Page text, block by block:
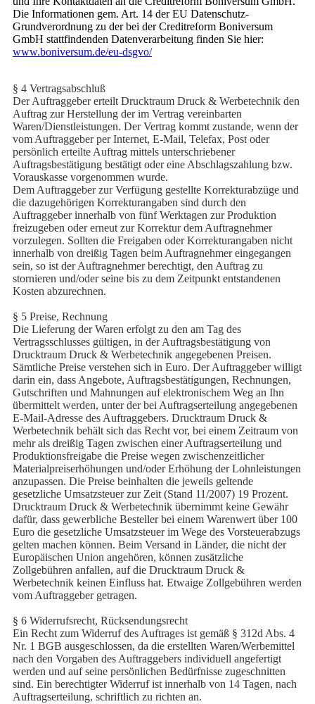
Die Informationen gem. Art. 14 der EU Datenschutz-
Grundverordnung zu der bei der Creditreform Boniversum
GmbH stattfindenden Datenverarbeitung finden Sie hier:
www.boniversum.de/eu-dsgvo/
§ 4 Vertragsabschluß
Der Auftraggeber erteilt Drucktraum Druck & Werbetechnik den
Auftrag zur Herstellung der im Vertrag vereinbarten
Waren/Dienstleistungen. Der Vertrag kommt zustande, wenn der
vom Auftraggeber per Internet, E-Mail, Telefax, Post oder
persönlich erteilte Auftrag mittels unterschriebener
Auftragsbestätigung bestätigt oder eine Abschlagszahlung bzw.
Vorauskasse vorgenommen wurde.
Dem Auftraggeber zur Verfügung gestellte Korrekturabzüge und
die dazugehörigen Korrekturangaben sind durch den
Auftraggeber innerhalb von fünf Werktagen zur Produktion
freizugeben oder erneut zur Korrektur dem Auftragnehmer
vorzulegen. Sollten die Freigaben oder Korrekturangaben nicht
innerhalb von dreißig Tagen beim Auftragnehmer eingegangen
sein, so ist der Auftragnehmer berechtigt, den Auftrag zu
stornieren und/oder seine bis zu dem Zeitpunkt entstandenen
Kosten abzurechnen.
§ 5 Preise, Rechnung
Die Lieferung der Waren erfolgt zu den am Tag des
Vertragsschlusses gültigen, in der Auftragsbestätigung von
Drucktraum Druck & Werbetechnik angegebenen Preisen.
Sämtliche Preise verstehen sich in Euro. Der Auftraggeber willigt
darin ein, dass Angebote, Auftragsbestätigungen, Rechnungen,
Gutschriften und Mahnungen auf elektronischem Weg an Ihn
übermittelt werden, unter der bei Auftragserteilung angegebenen
E-Mail-Adresse des Auftraggebers. Drucktraum Druck &
Werbetechnik behält sich das Recht vor, bei einem Zeitraum von
mehr als dreißig Tagen zwischen einer Auftragserteilung und
Produktionsfreigabe die Preise wegen zwischenzeitlicher
Materialpreiserhöhungen und/oder Erhöhung der Lohnleistungen
anzupassen. Die Preise beinhalten die jeweils geltende
gesetzliche Umsatzsteuer zur Zeit (Stand 11/2007) 19 Prozent.
Drucktraum Druck & Werbetechnik übernimmt keine Gewähr
dafür, dass gewerbliche Besteller bei einem Warenwert über 100
Euro die gesetzliche Umsatzsteuer im Wege des Vorsteuerabzugs
gelten machen können. Beim Versand in Länder, die nicht der
Europäischen Union angehören, können zusätzliche
Zollgebühren anfallen, auf die Drucktraum Druck &
Werbetechnik keinen Einfluss hat. Etwaige Zollgebühren werden
vom Auftraggeber getragen.
§ 6 Widerrufsrecht, Rücksendungsrecht
Ein Recht zum Widerruf des Auftrages ist gemäß § 312d Abs. 4
Nr. 1 BGB ausgeschlossen, da die erstellten Waren/Werbemittel
nach den Vorgaben des Auftraggebers individuell angefertigt
werden und auf seine persönlichen Bedürfnisse zugeschnitten
sind. Ein berechtigter Widerruf ist innerhalb von 14 Tagen, nach
Auftragserteilung, schriftlich zu richten an.